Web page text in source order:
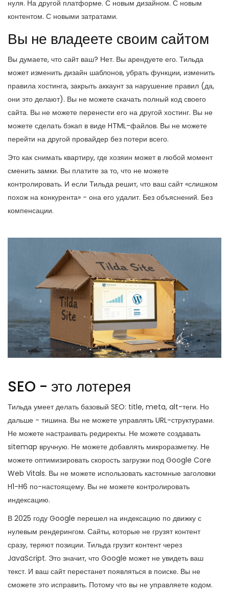
нуля. На другой платформе. С новым дизайном. С новым
контентом. С новыми затратами.
Вы не владеете своим сайтом
Вы думаете, что сайт ваш? Нет. Вы арендуете его. Тильда
может изменить дизайн шаблонов, убрать функции, изменить
правила хостинга, закрыть аккаунт за нарушение правил (да,
они это делают). Вы не можете скачать полный код своего
сайта. Вы не можете перенести его на другой хостинг. Вы не
можете сделать бэкап в виде HTML-файлов. Вы не можете
перейти на другой провайдер без потери всего.
Это как снимать квартиру, где хозяин может в любой момент
сменить замки. Вы платите за то, что не можете
контролировать. И если Тильда решит, что ваш сайт «слишком
похож на конкурента» - она его удалит. Без объяснений. Без
компенсации.
SEO - это лотерея
Тильда умеет делать базовый SEO: title, meta, alt-теги. Но
дальше - тишина. Вы не можете управлять URL-структурами.
Не можете настраивать редиректы. Не можете создавать
sitemap вручную. Не можете добавлять микроразметку. Не
можете оптимизировать скорость загрузки под Google Core
Web Vitals. Вы не можете использовать кастомные заголовки
H1-H6 по-настоящему. Вы не можете контролировать
индексацию.
В 2025 году Google перешел на индексацию по движку с
нулевым рендерингом. Сайты, которые не грузят контент
сразу, теряют позиции. Тильда грузит контент через
JavaScript. Это значит, что Google может не увидеть ваш
текст. И ваш сайт перестанет появляться в поиске. Вы не
сможете это исправить. Потому что вы не управляете кодом.